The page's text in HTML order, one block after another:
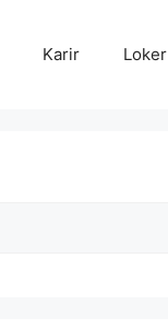
Karir Loker